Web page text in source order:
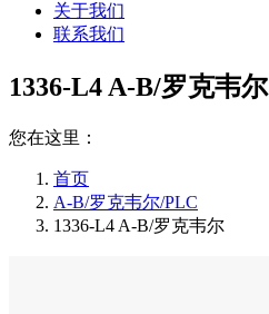
关于我们
联系我们
1336-L4 A-B/罗克韦尔
您在这里：
首页
A-B/罗克韦尔/PLC
1336-L4 A-B/罗克韦尔